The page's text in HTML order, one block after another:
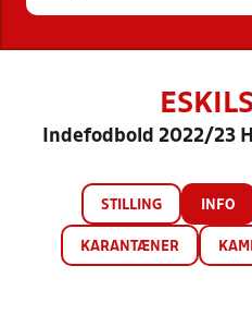
Indefodbold 2022/23
STILLING INFO
KARANTÆNER